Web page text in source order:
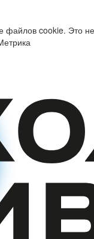
файлов cookie. Это